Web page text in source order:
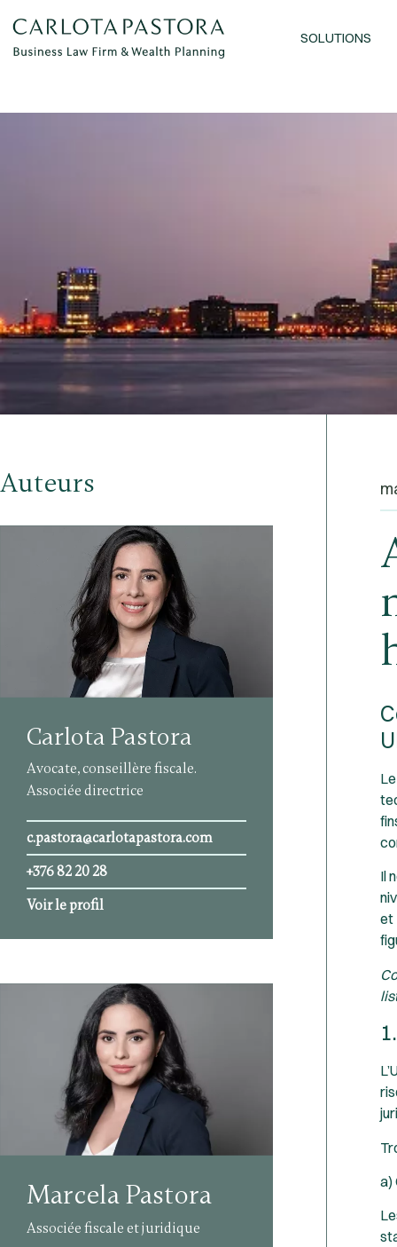
SOLUTIONS
Auteurs
Carlota Pastora
Avocate, conseillère fiscale.
Associée directrice
c.pastora@carlotapastora.com
+376 82 20 28
Voir le profil
Marcela Pastora
Associée fiscale et juridique
Il
et
a)